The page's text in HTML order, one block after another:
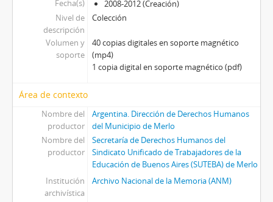
Fecha(s)
2008-2012 (Creación)
Nivel de
descripción
Colección
Volumen y
soporte
40 copias digitales en soporte magnético
(mp4)
1 copia digital en soporte magnético (pdf)
Área de contexto
Nombre del
productor
Argentina. Dirección de Derechos Humanos
del Municipio de Merlo
Nombre del
productor
Secretaría de Derechos Humanos del
Sindicato Unificado de Trabajadores de la
Educación de Buenos Aires (SUTEBA) de Merlo
Institución
archivística
Archivo Nacional de la Memoria (ANM)